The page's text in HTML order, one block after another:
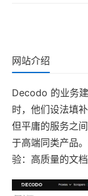
网站介绍
Decodo 的业务
时，他们设法填
但平庸的服务之
于高端同类产品
验：高质量的文